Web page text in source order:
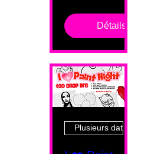
Détails
Plusieurs dates